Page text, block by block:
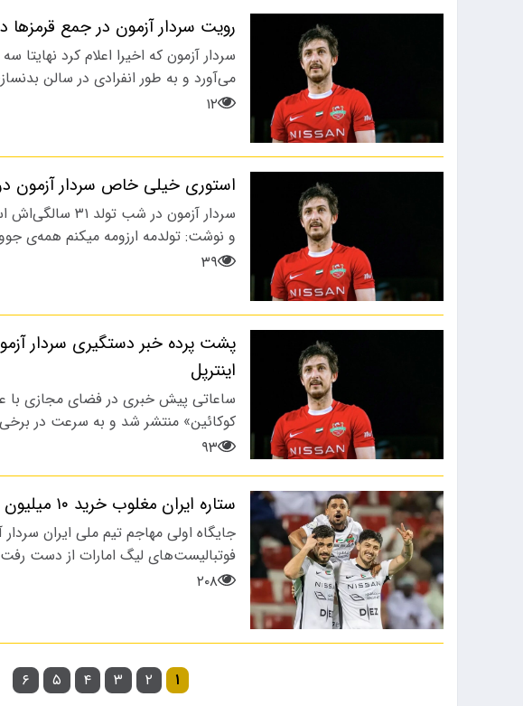
رویت سردار آزمون در جمع
سردار آزمون که اخیرا اعلام کرد
می‌آورد و به طور انفرادی در سالن
۱۲
استوری خیلی خاص سردار
سردار آزمون در
و نوشت: تولدمه ارزومه میکنم همه‌ی
۳۹
پشت پرده خبر دستگیری سردار
اینترپل
ساعاتی پیش خبری در فضای مجازی با
کوکائین» منتشر شد و به سرعت در
۹۳
ستاره ایران مغلوب خرید ۱۰ میلیون دلاری شد
جایگاه اولی مهاجم تیم ملی ایران
فوتبالیست‌های لیگ امارات از دست
۲۰۸
۱ ۲ ۳ ۴ ۵ ۶